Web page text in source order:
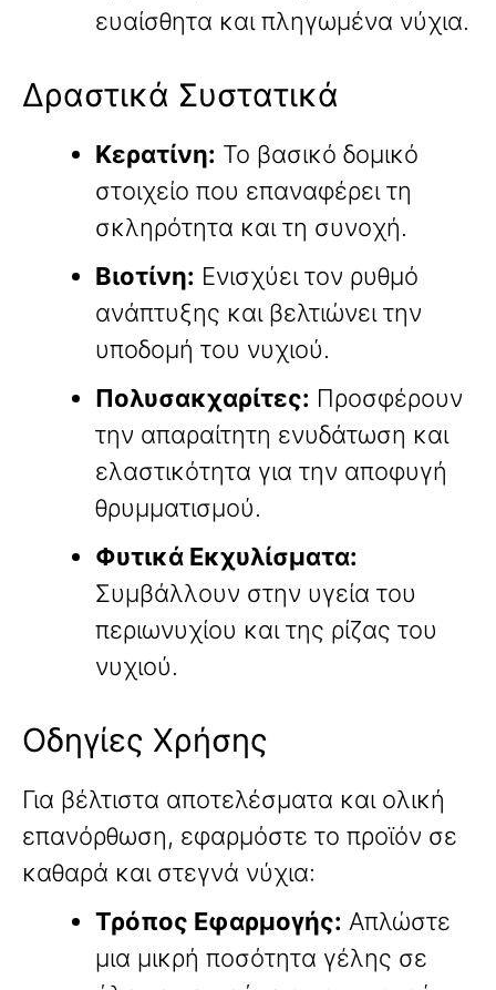
ευαίσθητα και πληγωμένα νύχια.
Δραστικά Συστατικά
Κερατίνη: Το βασικό δομικό
στοιχείο που επαναφέρει τη
σκληρότητα και τη συνοχή.
Βιοτίνη: Ενισχύει τον ρυθμό
ανάπτυξης και βελτιώνει την
υποδομή του νυχιού.
Πολυσακχαρίτες: Προσφέρουν
την απαραίτητη ενυδάτωση και
ελαστικότητα για την αποφυγή
θρυμματισμού.
Φυτικά Εκχυλίσματα:
Συμβάλλουν στην υγεία του
περιωνυχίου και της ρίζας του
νυχιού.
Οδηγίες Χρήσης
Για βέλτιστα αποτελέσματα και ολική
επανόρθωση, εφαρμόστε το προϊόν σε
καθαρά και στεγνά νύχια:
Τρόπος Εφαρμογής: Απλώστε
μια μικρή ποσότητα γέλης σε